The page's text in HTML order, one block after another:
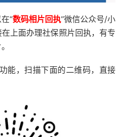
“数码相片回执”微信公众号/小
上面办理社保照片回执，有专
能，扫描下面的二维码，直接